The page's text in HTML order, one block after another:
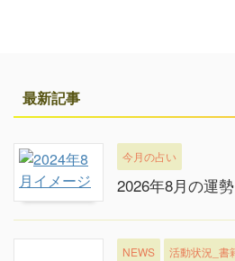
最新記事
今月の占い
2026年8月の運勢
NEWS 活動状況_書